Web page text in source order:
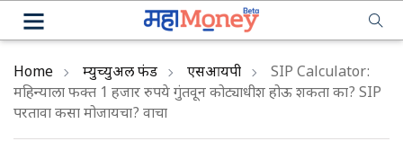
Home म्युच्युअल फंड एसआयपी
SIP Calculator:
महिन्याला फक्त 1 हजार रुपये गुंतवून कोट्याधीश होऊ शकता का? SIP
परतावा कसा मोजायचा? वाचा